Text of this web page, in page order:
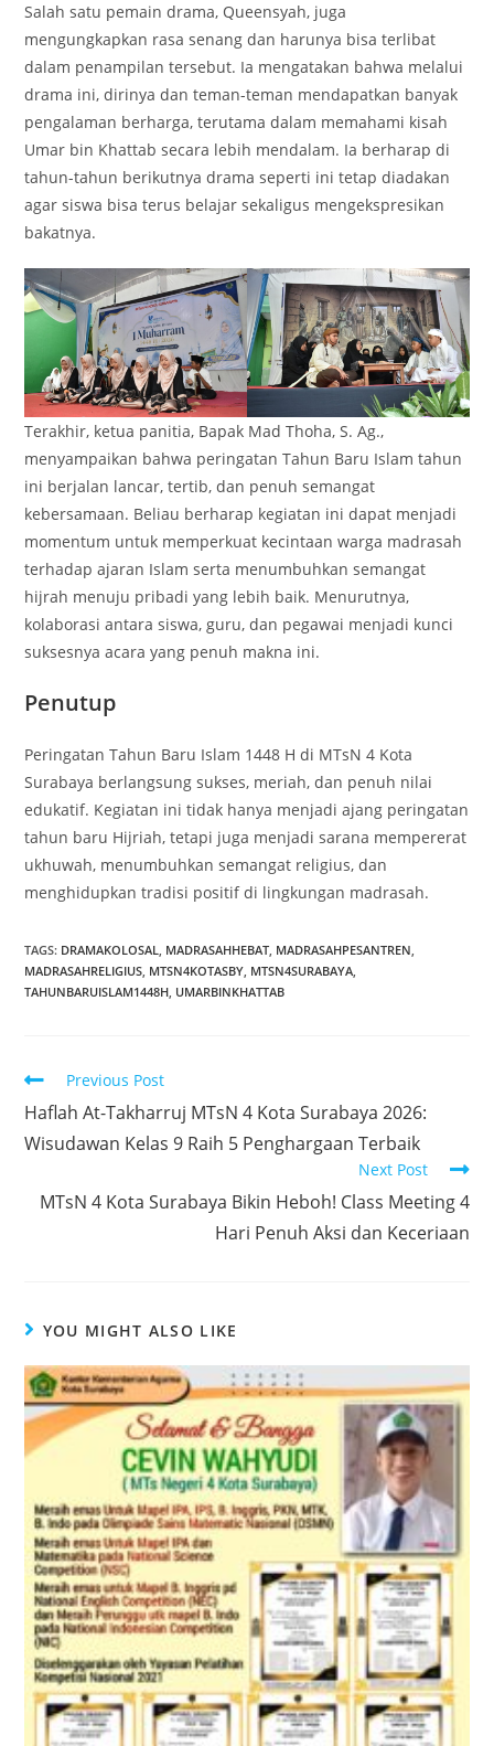
Salah satu pemain drama, Queensyah, juga
mengungkapkan rasa senang dan harunya bisa terlibat
dalam penampilan tersebut. Ia mengatakan bahwa melalui
drama ini, dirinya dan teman-teman mendapatkan banyak
pengalaman berharga, terutama dalam memahami kisah
Umar bin Khattab secara lebih mendalam. Ia berharap di
tahun-tahun berikutnya drama seperti ini tetap diadakan
agar siswa bisa terus belajar sekaligus mengekspresikan
bakatnya.
Terakhir, ketua panitia, Bapak Mad Thoha, S. Ag.,
menyampaikan bahwa peringatan Tahun Baru Islam tahun
ini berjalan lancar, tertib, dan penuh semangat
kebersamaan. Beliau berharap kegiatan ini dapat menjadi
momentum untuk memperkuat kecintaan warga madrasah
terhadap ajaran Islam serta menumbuhkan semangat
hijrah menuju pribadi yang lebih baik. Menurutnya,
kolaborasi antara siswa, guru, dan pegawai menjadi kunci
suksesnya acara yang penuh makna ini.
Penutup
Peringatan Tahun Baru Islam 1448 H di MTsN 4 Kota
Surabaya berlangsung sukses, meriah, dan penuh nilai
edukatif. Kegiatan ini tidak hanya menjadi ajang peringatan
tahun baru Hijriah, tetapi juga menjadi sarana mempererat
ukhuwah, menumbuhkan semangat religius, dan
menghidupkan tradisi positif di lingkungan madrasah.
TAGS: DRAMAKOLOSAL MADRASAHHEBAT MADRASAHPESANTREN
MADRASAHRELIGIUS MTSN4KOTASBY MTSN4SURABAYA
TAHUNBARUISLAM1448H UMARBINKHATTAB
Read
articles
Previous Post
Haflah At-Takharruj MTsN 4 Kota Surabaya 2026:
Wisudawan Kelas 9 Raih 5 Penghargaan Terbaik
Next Post
MTsN 4 Kota Surabaya Bikin Heboh! Class Meeting 4
Hari Penuh Aksi dan Keceriaan
YOU MIGHT ALSO LIKE